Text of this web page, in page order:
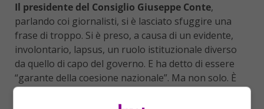
Il presidente del Consiglio Giuseppe Conte,
parlando coi giornalisti, si è lasciato sfuggire una
frase di troppo. Si è preso, a causa di un evidente,
involontario, lapsus, un ruolo istituzionale diverso
da quello di capo del governo. E ha detto di essere
“garante della coesione nazionale”. Ma non solo. È
andato oltre.